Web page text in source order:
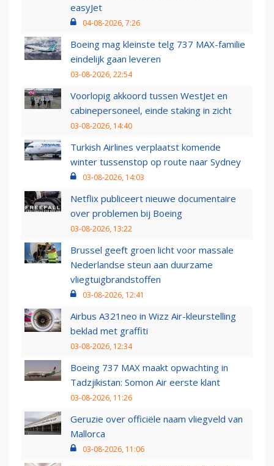
easyJet
04-08-2026, 7:26
Boeing mag kleinste telg 737 MAX-familie
eindelijk gaan leveren
03-08-2026, 22:54
Voorlopig akkoord tussen WestJet en
cabinepersoneel, einde staking in zicht
03-08-2026, 14:40
Turkish Airlines verplaatst komende
winter tussenstop op route naar Sydney
03-08-2026, 14:03
Netflix publiceert nieuwe documentaire
over problemen bij Boeing
03-08-2026, 13:22
Brussel geeft groen licht voor massale
Nederlandse steun aan duurzame
vliegtuigbrandstoffen
03-08-2026, 12:41
Airbus A321neo in Wizz Air-kleurstelling
beklad met graffiti
03-08-2026, 12:34
Boeing 737 MAX maakt opwachting in
Tadzjikistan: Somon Air eerste klant
03-08-2026, 11:26
Geruzie over officiële naam vliegveld van
Mallorca
03-08-2026, 11:06